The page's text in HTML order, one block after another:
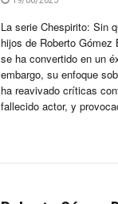
La serie Chespirito: Sin
hijos de Roberto
se ha convertido en un
embargo, su enfoque
ha reavivado críticas
fallecido actor, y